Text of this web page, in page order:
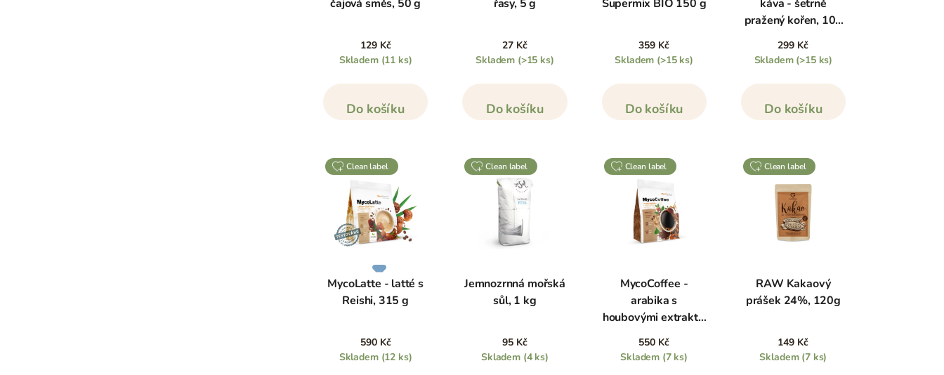
čajová směs, 50 g
129 Kč
Skladem (11 ks)
Do košíku
řasy, 5 g
27 Kč
Skladem (>15 ks)
Do košíku
Supermix BIO 150 g
359 Kč
Skladem (>15 ks)
Do košíku
káva - šetrně
pražený kořen, 100
299 Kč
Skladem (>15 ks)
Do košíku
clean label
MycoLatte - latté s
Reishi, 315 g
590 Kč
Skladem (12 ks)
clean label
Jemnozrnná mořská
sůl, 1 kg
95 Kč
Skladem (4 ks)
clean label
MycoCoffee -
arabika s
houbovými extrakty,
550 Kč
Skladem (7 ks)
clean label
RAW Kakaový
prášek 24%, 120g
149 Kč
Skladem (7 ks)